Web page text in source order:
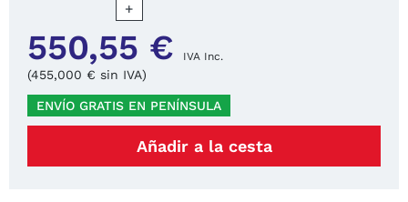
+
550,55 € IVA Inc.
(455,000 € sin IVA)
ENVÍO GRATIS EN PENÍNSULA
Añadir a la cesta